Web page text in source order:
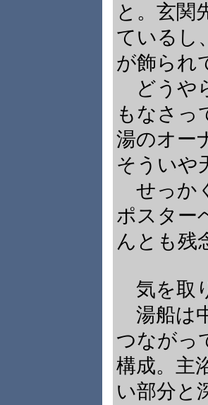
と。玄関
ているし
が飾られ
どうや
もなさっ
湯のオー
そういや
せっか
ポスター
んとも残
気を取
湯船は
つながっ
構成。主
い部分と